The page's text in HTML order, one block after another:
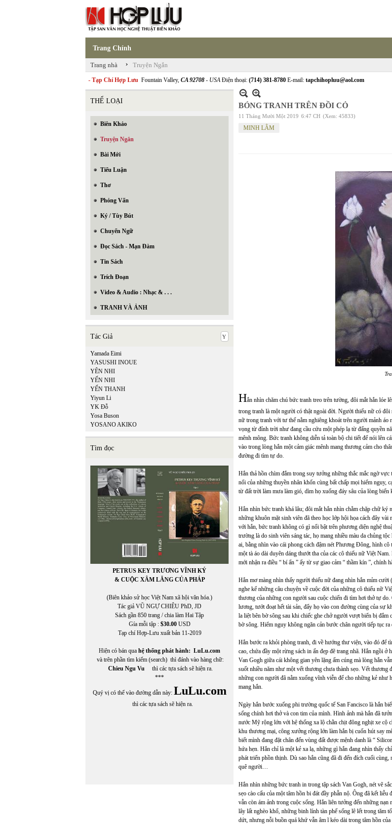
Trang Chính
Trang nhà › Truyện Ngắn
- Tạp Chí Hợp Lưu Fountain Valley, CA 92708 - USAĐiện thoại: (714) 381-8780 E-mail: tapchihopluu@aol.com
THỂ LOẠI
Biên Khảo
Truyện Ngắn
Bài Mới
Tiểu Luận
Thơ
Phỏng Vấn
Ký / Tùy Bút
Chuyển Ngữ
Đọc Sách - Mạn Đàm
Tin Sách
Trích Đoạn
Video & Audio : Nhạc & . . .
TRANH VÀ ẢNH
Tác Giả
Yamada Eimi
YASUSHI INOUE
YÊN NHI
YẾN NHI
YẾN THANH
Yiyun Li
YK Đỗ
Yosa Buson
YOSANO AKIKO
Tìm đọc
PETRUS KEY TRƯƠNG VĨNH KÝ
& CUỘC XÂM LĂNG CỦA PHÁP
(Biên khảo sử học Việt Nam xã hội văn hóa.)
Tác giả VŨ NGỰ CHIÊU PhD, JD
Sách gần 850 trang / chia làm Hai Tập
Gía mỗi tập : $30.00USD
Tạp chí Hợp-Lưu xuất bản 11-2019
Hiện có bán qua hệ thống phát hành: LuLu.com
và trên phần tìm kiếm (search) thì đánh vào hàng chữ:
Chieu Ngu Vu thì các tựa sách sẽ hiện ra.
***
Quý vị có thể vào đường dẫn này: LuLu.com
thì các tựa sách sẽ hiện ra.
BÓNG TRANH TRÊN ĐỒI CỎ
11 Tháng Mười Một 2019 6:47 CH (Xem: 45833)
MINH LÂM
Hắn nhìn chăm chú bức tranh treo trên tường, đôi mắt hắn lóe
trong tranh là một người có thật ngoài đời. Người thiếu nữ có
nữ trong tranh với tư thế nằm nghiêng khoát trên người mảnh
vọng từ đỉnh trời như đang cầu cứu một phép lạ từ đấng quyền
mênh mông. Bức tranh không diễn tả toàn bộ chi tiết để nói lên
vào trong lòng hắn một cảm giác mênh mang thương cảm cho
đường đi tìm tự do.
Hắn thả hồn chìm đắm trong suy tưởng những thắc mắc ngờ
nổi của những thuyền nhân khốn cùng bất chấp mọi hiểm nguy,
từ đất trời làm mưa làm gió, dìm họ xuống đáy sâu của lòng biển
Hắn nhìn bức tranh khá lâu; đôi mắt hắn nhìn chằm chặp chữ
những khuôn mặt sinh viên đã theo học lớp hội họa cách đây
với hắn, bức tranh không có gì nổi bật trên phương diện nghệ
trường là do sinh viên sáng tác, họ mang nhiều màu da chủng
ai, bằng nhìn vào cái phong cách đậm nét Phương Đông, hình
một tà áo dài duyên dáng thướt tha của các cô thiếu nữ Việt
mới nhận ra điều “ bí ẩn ” ấy từ sự giao cảm “ thầm kín ”, chính
Hắn mơ màng nhìn thấy người thiếu nữ đang nhìn hắn mỉm cười
nghe kể những câu chuyện về cuộc đời của những cô thiếu nữ
thương của những con người sau cuộc chiến đi tìm hơi thở tự
lương, tướt đoạt hết tài sản, đẩy họ vào con đường cùng của sự
la liệt bên bờ sông sau khi chiếc ghe chở người vượt biển bị
bờ sông. Hiểm nguy không ngăn cản bước chân người tiếp tục
Hắn bước ra khỏi phòng tranh, đi về hướng thư viện, vào đó để
cao, chứa đầy một rừng sách in ấn đẹp đẽ trang nhã. Hắn ngồi ở
Van Gogh giữa cái không gian yên lặng ấm cúng mà lòng hắn
suốt nhiều năm như một vết thương chưa thành sẹo. Vết
những con người đã nằm xuống vĩnh viễn để cho những kẻ như
mang hắn.
Ngày hắn bước xuống phi trường quốc tế San Fancisco là hắn
sống chính hơi thở và con tim của mình. Hình ảnh mà hắn đã
nước Mỹ rộng lớn với hệ thống xa lộ chằn chịt đông nghịt xe cộ
khu thương mại, công xưởng rộng lớn làm hắn bị cuốn hút say
biết mình đang đặt chân đến vùng đất được mệnh danh là “
hứa hẹn. Hắn chỉ là một kẻ xa lạ, những gì hắn đang nhìn thấy
phát triển phồn thịnh. Dù sao hắn cũng đã đi đến đích cuối
quê người…
Hắn nhìn những bức tranh in trong tập sách Van Gogh, nét vẽ
sẹo cào cấu của một tâm hồn bi đát đầy phẫn nộ. Ông đã kết
vẫn còn ám ảnh trong cuộc sống. Hắn liên tưởng đến những
lây lất nghèo khổ, những binh lính tàn phế sống lê lết trong tăm
dứt, nhưng nỗi buồn quá khứ vẫn âm ĩ kéo dài trong tâm hồn